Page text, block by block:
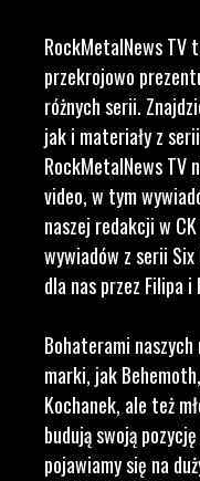
RockMetalNews TV
przekrojowo
różnych serii.
jak i materiały z
RockMetalNews TV
video, w tym
naszej redakcji w
wywiadów z serii
dla nas przez Filipa i
Bohaterami naszych
marki, jak
Kochanek, ale też
budują swoją
pojawiamy się na